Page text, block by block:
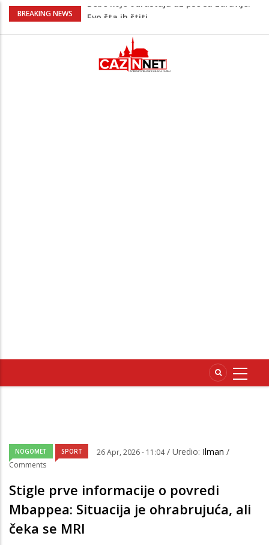
BREAKING NEWS
Krenuo u BiH sa 20 kilograma droge:
Juventus igra protiv Intera, Spaleti
razočarao navijače iz BiH
Užas: Uhapšen Italijan (45) kako
NOGOMET SPORT 26 Apr, 2026 - 11:04 / Uredio: Ilman /
Comments
Stigle prve informacije o povredi
Mbappea: Situacija je ohrabrujuća, ali
čeka se MRI